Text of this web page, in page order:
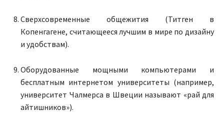
Сверхсовременные общежития (Титген в
Копенгагене, считающееся лучшим в мире по дизайну
и удобствам).
Оборудованные мощными компьютерами и
бесплатным интернетом университеты (например,
университет Чалмерса в Швеции называют «рай для
айтишников»).